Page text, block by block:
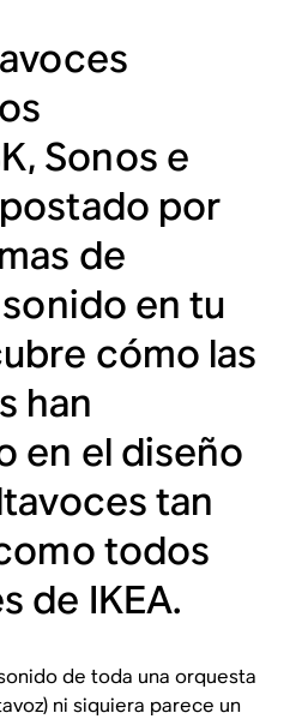
Sonos e
por
de
en tu
cómo las
han
en el diseño
tan
todos
de IKEA.
de toda una orquesta
ni siquiera parece un